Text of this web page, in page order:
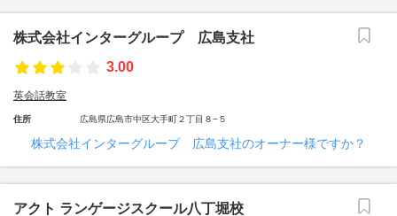
株式会社インターグループ 広島支社
3.00
英会話教室
住所 広島県広島市中区大手町２丁目８−５
株式会社インターグループ 広島支社のオーナー様ですか？
アクト ランゲージスクール八丁堀校